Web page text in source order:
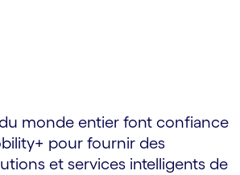
monde entier font confiance
pour fournir des
et services intelligents de